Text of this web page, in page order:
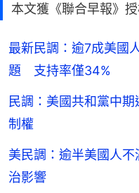
本文獲《聯合早報》
最新民調：逾7成美國
題 支持率僅34%
民調：美國共和黨中
制權
美民調：逾半美國人
治影響